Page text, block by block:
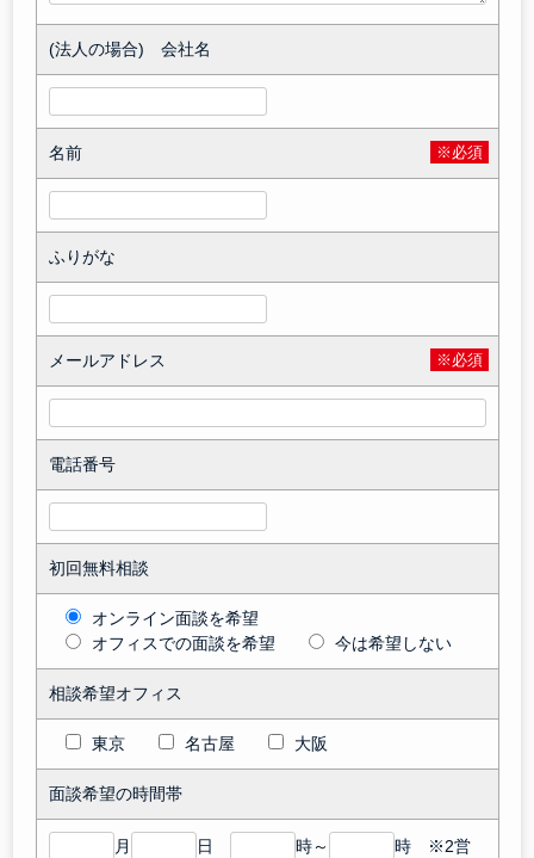
(法人の場合) 会社名
名前 ※必須
ふりがな
メールアドレス ※必須
電話番号
初回無料相談
オンライン面談を希望
オフィスでの面談を希望
今は希望しない
相談希望オフィス
東京 名古屋 大阪
面談希望の時間帯
月 日 時～
時 ※2営